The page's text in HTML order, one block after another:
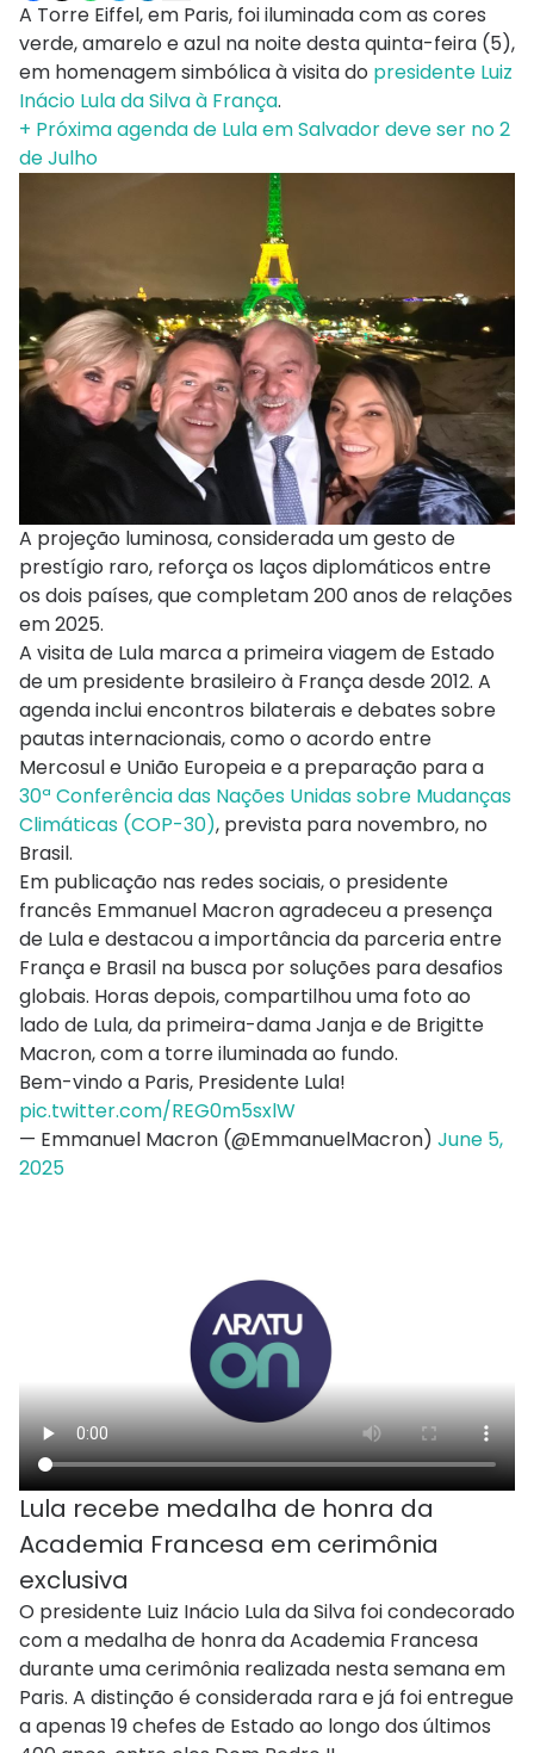
A Torre Eiffel, em Paris, foi iluminada com as cores
verde, amarelo e azul na noite desta quinta-feira (5),
em homenagem simbólica à visita do presidente Luiz
Inácio Lula da Silva à França.
+ Próxima agenda de Lula em Salvador deve ser no 2
de Julho
A projeção luminosa, considerada um gesto de
prestígio raro, reforça os laços diplomáticos entre
os dois países, que completam 200 anos de relações
em 2025.
A visita de Lula marca a primeira viagem de Estado
de um presidente brasileiro à França desde 2012. A
agenda inclui encontros bilaterais e debates sobre
pautas internacionais, como o acordo entre
Mercosul e União Europeia e a preparação para a
30ª Conferência das Nações Unidas sobre Mudanças
Climáticas (COP-30), prevista para novembro, no
Brasil.
Em publicação nas redes sociais, o presidente
francês Emmanuel Macron agradeceu a presença
de Lula e destacou a importância da parceria entre
França e Brasil na busca por soluções para desafios
globais. Horas depois, compartilhou uma foto ao
lado de Lula, da primeira-dama Janja e de Brigitte
Macron, com a torre iluminada ao fundo.
Bem-vindo a Paris, Presidente Lula!
pic.twitter.com/REG0m5sxlW
— Emmanuel Macron (@EmmanuelMacron) June 5,
2025
Lula recebe medalha de honra da
Academia Francesa em cerimônia
exclusiva
O presidente Luiz Inácio Lula da Silva foi condecorado
com a medalha de honra da Academia Francesa
durante uma cerimônia realizada nesta semana em
Paris. A distinção é considerada rara e já foi entregue
a apenas 19 chefes de Estado ao longo dos últimos